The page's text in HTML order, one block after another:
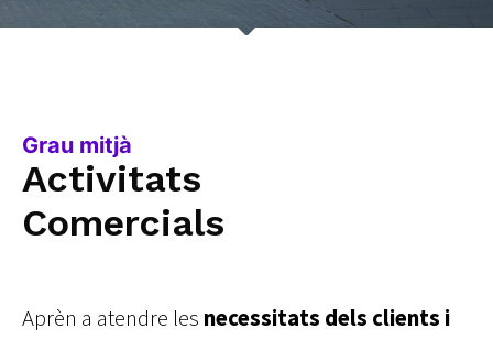
Grau mitjà
Activitats
Comercials
Aprèn a atendre les necessitats dels clients i